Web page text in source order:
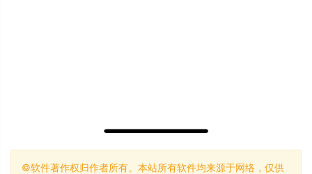
©软件著作权归作者所有。本站所有软件均来源于网络，仅供